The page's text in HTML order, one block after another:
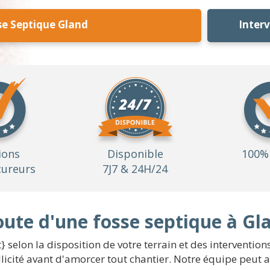
Septique Gland
Disponible
7J7 & 24H/24
d'une fosse septique à
la disposition de votre terrain et des
avant d'amorcer tout chantier. Notre équipe peut